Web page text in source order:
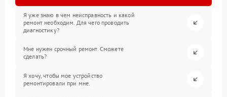
Я уже знаю в чем неисправность и какой
ремонт необходим. Для чего проводить
диагностику?
Мне нужен срочный ремонт. Сможете
сделать?
Я хочу, чтобы мое устройство
ремонтировали при мне.